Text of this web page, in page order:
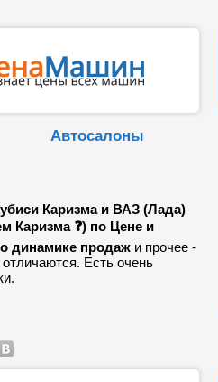
Автосалоны
Каризма и ВАЗ (Лада)
Каризма ❓) по Цене и
динамике продаж и прочее -
отличаются. Есть очень